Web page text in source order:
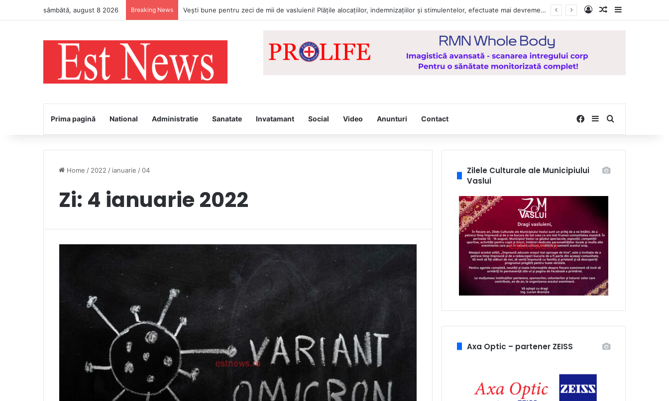
sâmbătă, august 8 2026 Breaking News PS Ignatie va întâmpina, joi, la Vaslui, Icoana făcătoare de minuni a Maicii Domnului, de la Mănăstirea Hadâmbu Log InRandom Article
Prima pagină National Administratie Sanatate Invatamant Social Video Anunturi Contact Facebook
SidebarSearch for
Home / 2022 / ianuarie /04
Zi: 4 ianuarie 2022
Zilele Culturale ale Municipiului
Vaslui
Axa Optic – partener ZEISS